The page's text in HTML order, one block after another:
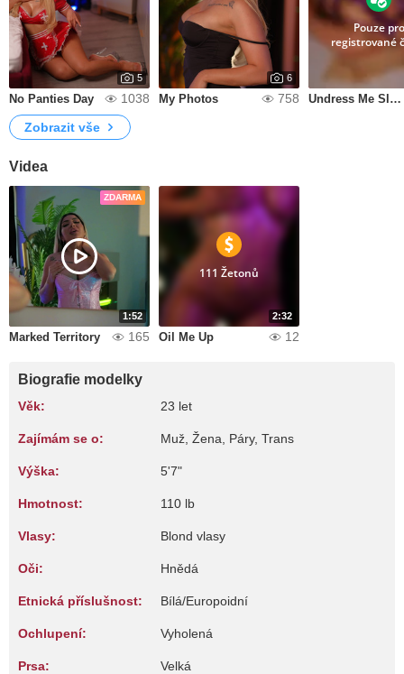
5
No Panties Day 1038
6
My Photos 758
Pouze pro
registrované
Undress Me Slowly
Zobrazit vše
Videa
ZDARMA
1:52
Marked Territory 165
2:32
111 Žetonů
Oil Me Up 12
Biografie modelky
Věk: 23 let
Zajímám se o: Muž, Žena, Páry, Trans
Výška: 5'7"
Hmotnost: 110 lb
Vlasy: Blond vlasy
Oči: Hnědá
Etnická příslušnost: Bílá/Europoidní
Ochlupení: Vyholená
Prsa: Velká